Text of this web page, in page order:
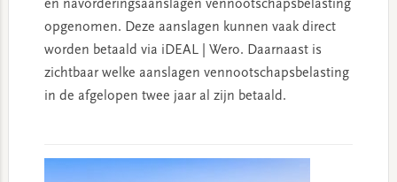
en navorderingsaanslagen vennootschapsbelasting
opgenomen. Deze aanslagen kunnen vaak direct
worden betaald via iDEAL | Wero. Daarnaast is
zichtbaar welke aanslagen vennootschapsbelasting
in de afgelopen twee jaar al zijn betaald.